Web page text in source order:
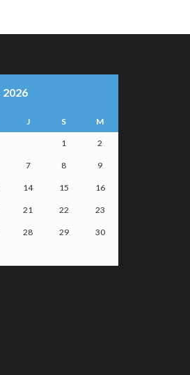
2026
J S M
1 2
7 8 9
14 15 16
21 22 23
28 29 30